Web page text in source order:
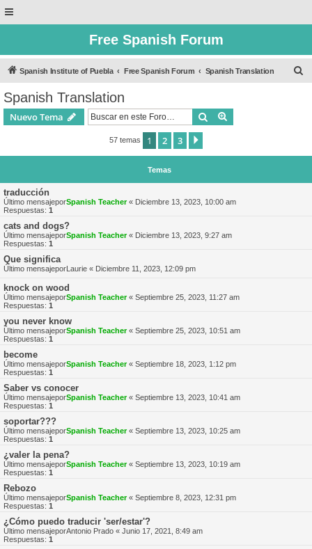
Free Spanish Forum
Spanish Institute of Puebla Free Spanish Forum Spanish Translation
Spanish Translation
Nuevo Tema Buscar
57 temas 1 2 3
Temas
traducción
Último mensajeporSpanish Teacher« Diciembre 13, 2023, 10:00 am
Respuestas: 1
cats and dogs?
Último mensajeporSpanish Teacher« Diciembre 13, 2023, 9:27 am
Respuestas: 1
Que significa
Último mensajeporLaurie « Diciembre 11, 2023, 12:09 pm
knock on wood
Último mensajeporSpanish Teacher« Septiembre 25, 2023, 11:27 am
Respuestas: 1
you never know
Último mensajeporSpanish Teacher« Septiembre 25, 2023, 10:51 am
Respuestas: 1
become
Último mensajeporSpanish Teacher« Septiembre 18, 2023, 1:12 pm
Respuestas: 1
Saber vs conocer
Último mensajeporSpanish Teacher« Septiembre 13, 2023, 10:41 am
Respuestas: 1
soportar???
Último mensajeporSpanish Teacher« Septiembre 13, 2023, 10:25 am
Respuestas: 1
¿valer la pena?
Último mensajeporSpanish Teacher« Septiembre 13, 2023, 10:19 am
Respuestas: 1
Rebozo
Último mensajeporSpanish Teacher« Septiembre 8, 2023, 12:31 pm
Respuestas: 1
¿Cómo puedo traducir 'ser/estar'?
Último mensajeporAntonio Prado « Junio 17, 2021, 8:49 am
Respuestas: 1